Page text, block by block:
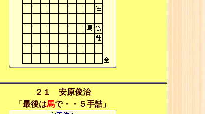
２１ 安原俊治
「最後は馬で・・５手詰」